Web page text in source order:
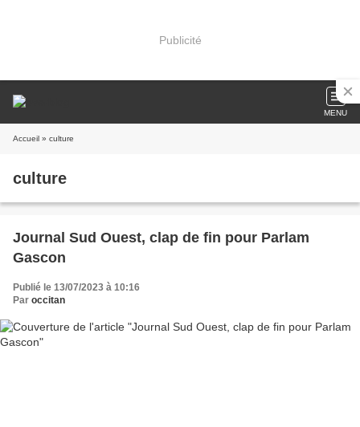
Publicité
MENU
Accueil » culture
culture
Journal Sud Ouest, clap de fin pour Parlam
Gascon
Publié le 13/07/2023 à 10:16
Par occitan